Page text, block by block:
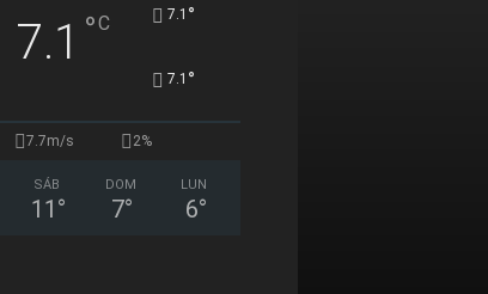
7.1 °C 7.1 °
7.1 °
7.7m/s 2%
SÁB
11 °
DOM
7°
LUN
6°